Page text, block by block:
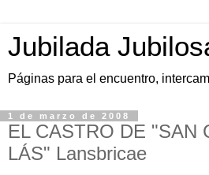
Jubilada
Páginas para el encuentro,
1 de marzo de 2008
EL CASTRO DE "SAN
LÁS" Lansbricae